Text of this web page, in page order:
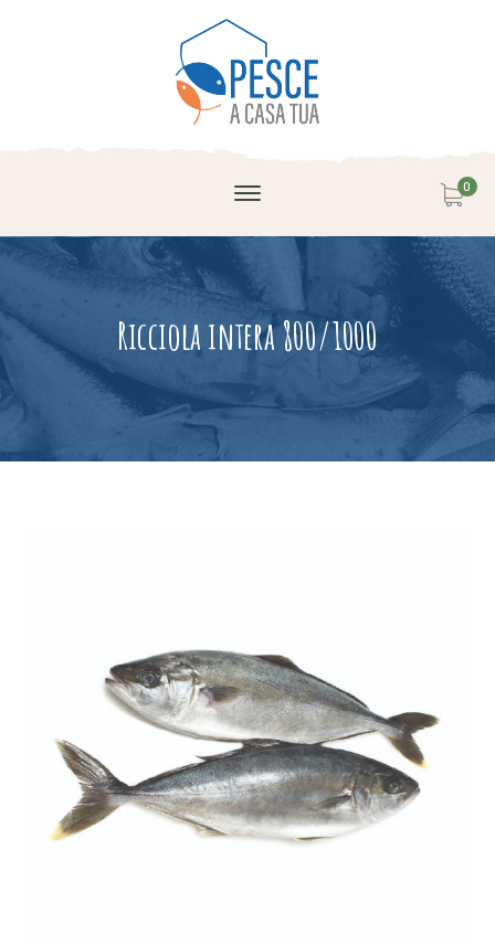
0
Ricciola intera 800/1000